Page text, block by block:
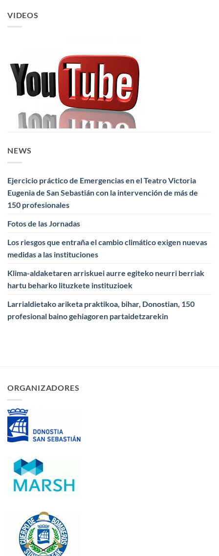
VIDEOS
NEWS
Ejercicio práctico de Emergencias en el Teatro Victoria
Eugenia de San Sebastián con la intervención de más de
150 profesionales
Fotos de las Jornadas
Los riesgos que entraña el cambio climático exigen nuevas
medidas a las instituciones
Klima-aldaketaren arriskuei aurre egiteko neurri berriak
hartu beharko lituzkete instituzioek
Larrialdietako ariketa praktikoa, bihar, Donostian, 150
profesional baino gehiagoren partaidetzarekin
ORGANIZADORES